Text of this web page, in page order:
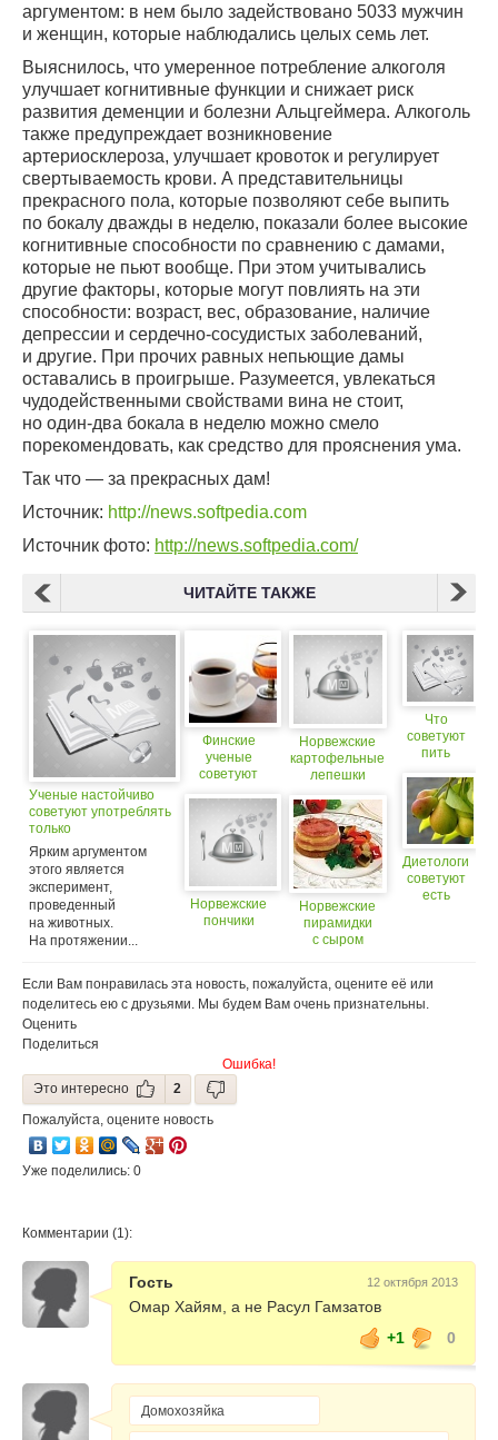
аргументом: в нем было задействовано 5033 мужчин
и женщин, которые наблюдались целых семь лет.
Выяснилось, что умеренное потребление алкоголя
улучшает когнитивные функции и снижает риск
развития деменции и болезни Альцгеймера. Алкоголь
также предупреждает возникновение
артериосклероза, улучшает кровоток и регулирует
свертываемость крови. А представительницы
прекрасного пола, которые позволяют себе выпить
по бокалу дважды в неделю, показали более высокие
когнитивные способности по сравнению с дамами,
которые не пьют вообще. При этом учитывались
другие факторы, которые могут повлиять на эти
способности: возраст, вес, образование, наличие
депрессии и сердечно-сосудистых заболеваний,
и другие. При прочих равных непьющие дамы
оставались в проигрыше. Разумеется, увлекаться
чудодейственными свойствами вина не стоит,
но один-два бокала в неделю можно смело
порекомендовать, как средство для прояснения ума.
Так что — за прекрасных дам!
Источник: http://news.softpedia.com
Источник фото: http://news.softpedia.com/
ЧИТАЙТЕ ТАКЖЕ
Ученые настойчиво
советуют употреблять
только
свежеприготовленную
пищу
Ярким аргументом
этого является
эксперимент,
проведенный
на животных.
На протяжении...
Финские
ученые
советуют
похмелье.
(18+)
Норвежские
пончики
Норвежские
картофельные
лепешки
Норвежские
пирамидки
с сыром
Что
советуют
пить
Диетологи
советуют
есть
Если Вам понравилась эта новость, пожалуйста, оцените её или
поделитесь ею с друзьями. Мы будем Вам очень признательны.
Оценить
Поделиться
Ошибка!
Это интересно
2
Пожалуйста, оцените новость
Уже поделились: 0
Комментарии (1):
Гость 12 октября 2013
Омар Хайям, а не Расул Гамзатов
+1
0